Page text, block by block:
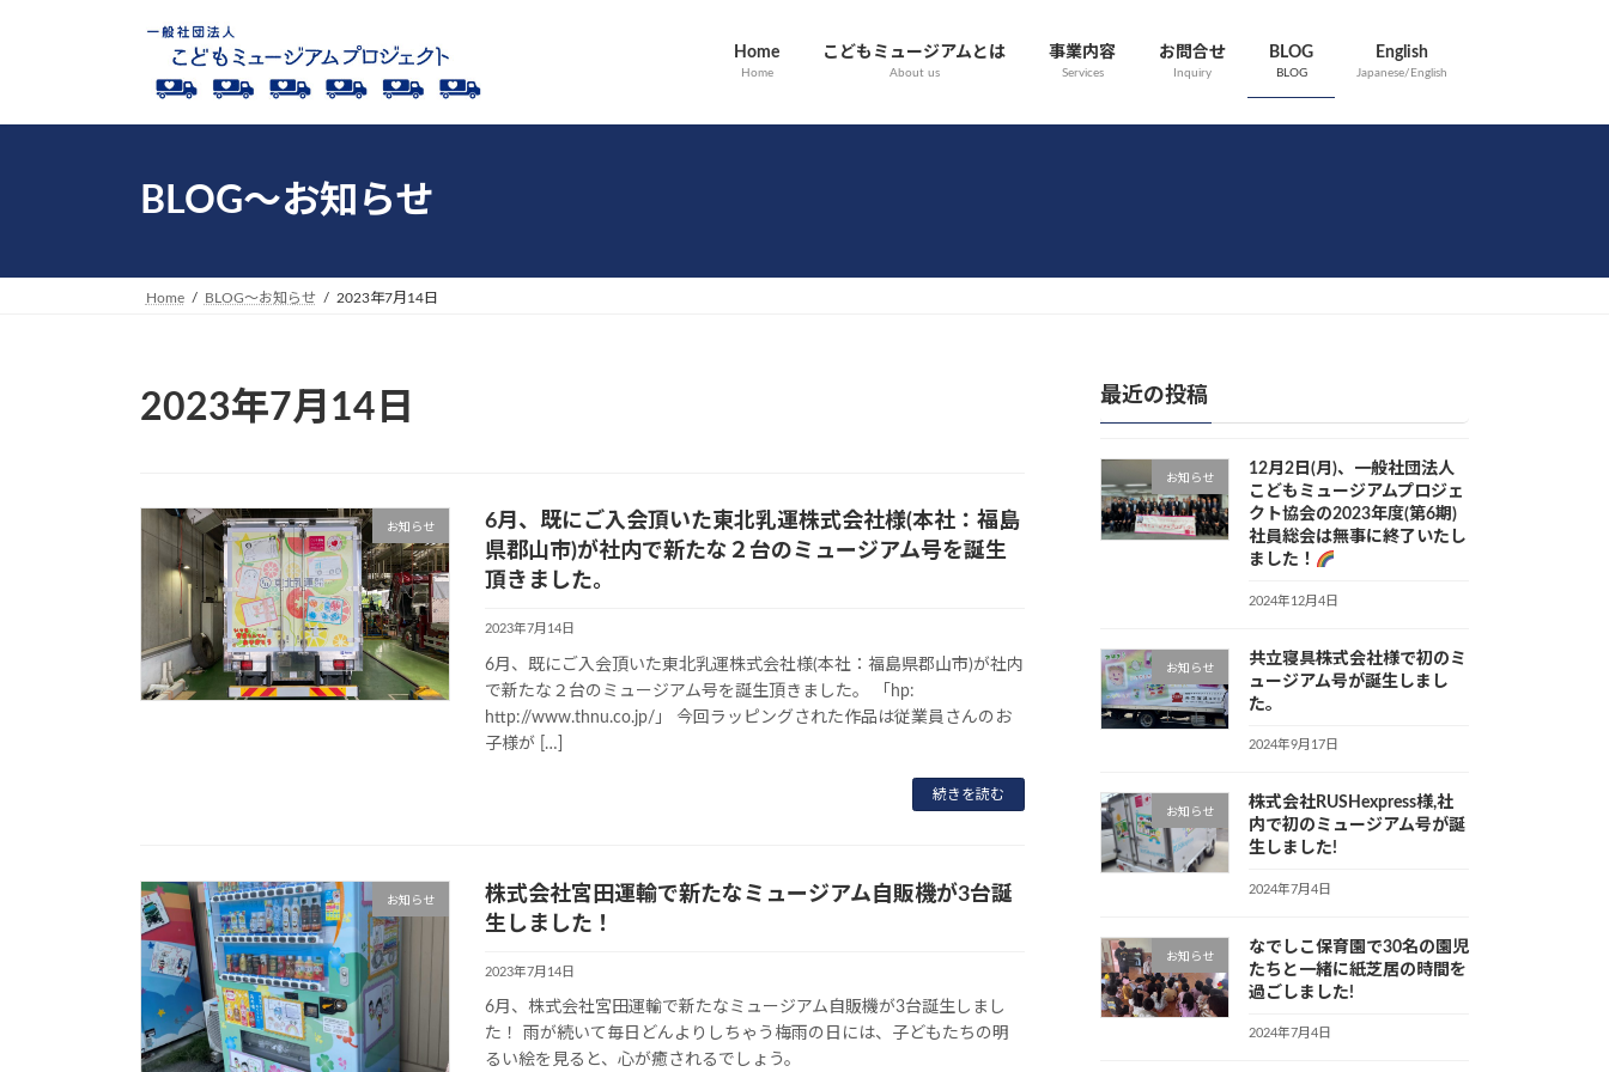
ツ
プ
シ
動
Home
Home
こどもミュージアムとは
About us
事業内容
Services
お問合せ
Inquiry
BLOG
BLOG
English
Japanese/English
BLOG～お知らせ
Home BLOG～お知らせ 2023年7月14日
2023年7月14日
お知らせ
6月、既にご入会頂いた東北乳運株式会社様(本社：福島
県郡山市)が社内で新たな２台のミュージアム号を誕生
頂きました。
2023年7月14日
6月、既にご入会頂いた東北乳運株式会社様(本社：福島県郡山市)が社内
で新たな２台のミュージアム号を誕生頂きました。 「hp:
http://www.thnu.co.jp/」 今回ラッピングされた作品は従業員さんのお
子様が […]
続きを読む
お知らせ
株式会社宮田運輸で新たなミュージアム自販機が3台誕
生しました！
2023年7月14日
6月、株式会社宮田運輸で新たなミュージアム自販機が3台誕生しまし
た！ 雨が続いて毎日どんよりしちゃう梅雨の日には、子どもたちの明
るい絵を見ると、心が癒されるでしょう。
最近の投稿
お知らせ
12月2日(月)、一般社団法人
こどもミュージアムプロジェ
クト協会の2023年度(第6期)
社員総会は無事に終了いたし
ました！
2024年12月4日
お知らせ
共立寝具株式会社様で初のミ
ュージアム号が誕生しまし
た。
2024年9月17日
お知らせ
株式会社RUSHexpress様,社
内で初のミュージアム号が誕
生しました!
2024年7月4日
お知らせ
なでしこ保育園で30名の園児
たちと一緒に紙芝居の時間を
過ごしました!
2024年7月4日